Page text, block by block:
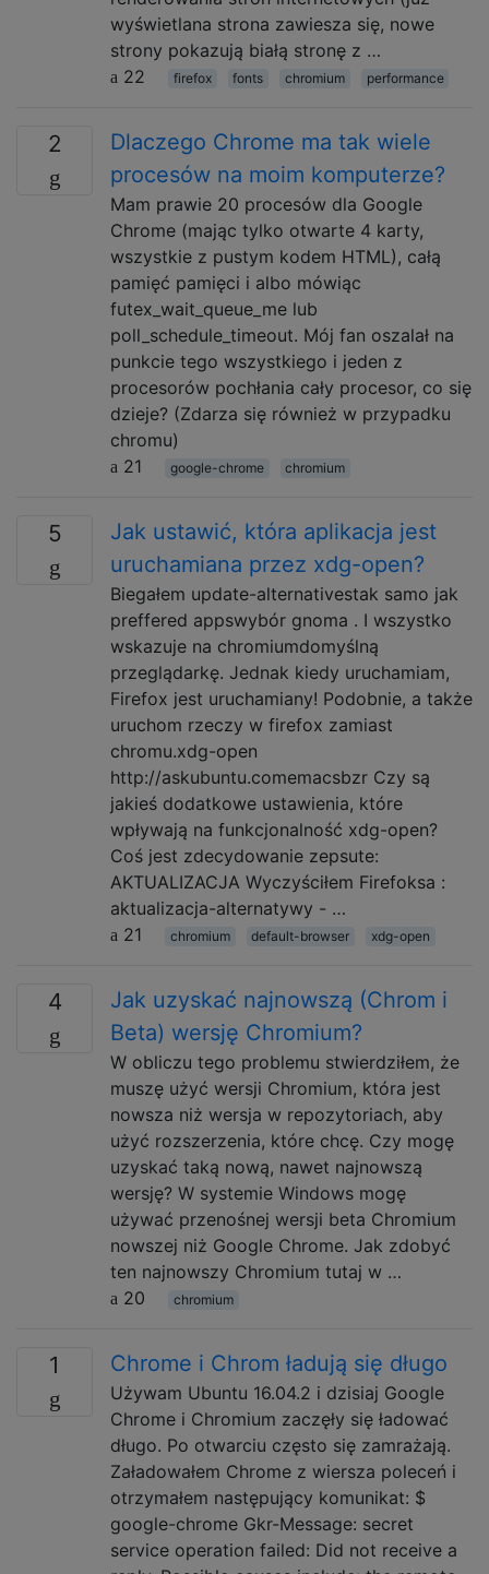
wyświetlana strona zawiesza się, nowe
strony pokazują białą stronę z …
22
firefox fonts chromium performance
2
Dlaczego Chrome ma tak wiele
procesów na moim komputerze?
Mam prawie 20 procesów dla Google
Chrome (mając tylko otwarte 4 karty,
wszystkie z pustym kodem HTML), całą
pamięć pamięci i albo mówiąc
futex_wait_queue_me lub
poll_schedule_timeout. Mój fan oszalał na
punkcie tego wszystkiego i jeden z
procesorów pochłania cały procesor, co się
dzieje? (Zdarza się również w przypadku
chromu)
21
google-chrome chromium
5
Jak ustawić, która aplikacja jest
uruchamiana przez xdg-open?
Biegałem update-alternativestak samo jak
preffered appswybór gnoma . I wszystko
wskazuje na chromiumdomyślną
przeglądarkę. Jednak kiedy uruchamiam,
Firefox jest uruchamiany! Podobnie, a także
uruchom rzeczy w firefox zamiast
chromu.xdg-open
http://askubuntu.comemacsbzr Czy są
jakieś dodatkowe ustawienia, które
wpływają na funkcjonalność xdg-open?
Coś jest zdecydowanie zepsute:
AKTUALIZACJA Wyczyściłem Firefoksa :
aktualizacja-alternatywy - …
21
chromium default-browser xdg-open
4
Jak uzyskać najnowszą (Chrom i
Beta) wersję Chromium?
W obliczu tego problemu stwierdziłem, że
muszę użyć wersji Chromium, która jest
nowsza niż wersja w repozytoriach, aby
użyć rozszerzenia, które chcę. Czy mogę
uzyskać taką nową, nawet najnowszą
wersję? W systemie Windows mogę
używać przenośnej wersji beta Chromium
nowszej niż Google Chrome. Jak zdobyć
ten najnowszy Chromium tutaj w …
20
chromium
1 Chrome i Chrom ładują się długo
Używam Ubuntu 16.04.2 i dzisiaj Google
Chrome i Chromium zaczęły się ładować
długo. Po otwarciu często się zamrażają.
Załadowałem Chrome z wiersza poleceń i
otrzymałem następujący komunikat: $
google-chrome Gkr-Message: secret
service operation failed: Did not receive a